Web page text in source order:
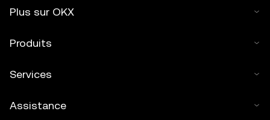
Plus sur OKX
Produits
Services
Assistance